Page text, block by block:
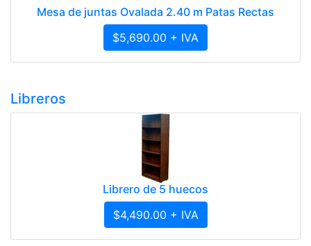
Mesa de juntas Ovalada 2.40 m Patas Rectas
$5,690.00 + IVA
Libreros
Librero de 5 huecos
$4,490.00 + IVA